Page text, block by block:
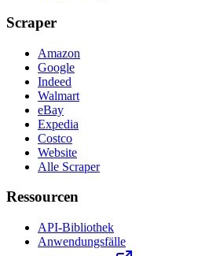
Scraper
Amazon
Google
Indeed
Walmart
eBay
Expedia
Costco
Website
Alle Scraper
Ressourcen
API-Bibliothek
Anwendungsfälle